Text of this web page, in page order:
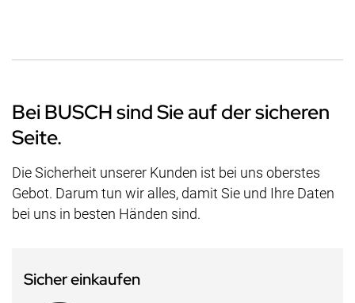
Bei BUSCH sind Sie auf der sicheren
Seite.
Die Sicherheit unserer Kunden ist bei uns oberstes
Gebot. Darum tun wir alles, damit Sie und Ihre Daten
bei uns in besten Händen sind.
Sicher einkaufen